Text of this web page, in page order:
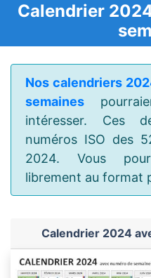
Calendrier
Nos calendriers
semaines
intéresser. Ces
numéros ISO des
2024. Vous
librement au format
Calendrier 2024